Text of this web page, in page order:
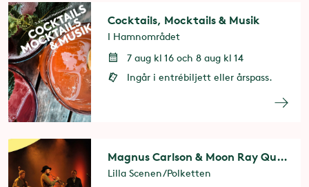
Cocktails, Mocktails & Musik
I Hamnområdet
7 aug kl 16 och 8 aug kl 14
Ingår i entrébiljett eller årspass.
Magnus Carlson & Moon Ray Quintet
Lilla Scenen/Polketten